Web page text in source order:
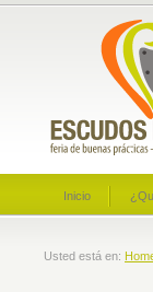
Inicio
Usted está en: